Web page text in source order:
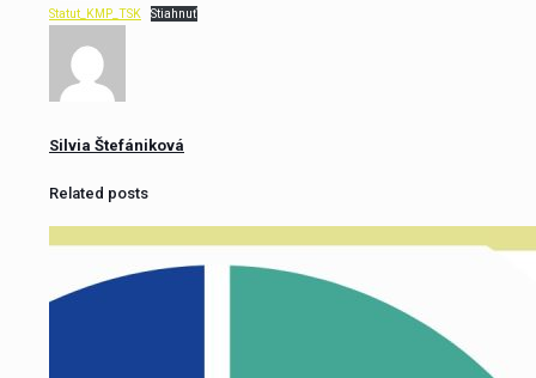
Statut_KMP_TSK
Stiahnuť
Silvia Štefániková
Related posts